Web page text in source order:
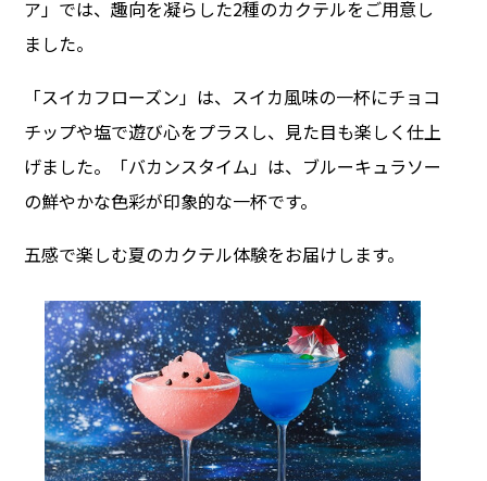
ア」では、趣向を凝らした2種のカクテルをご用意し
ました。
「スイカフローズン」は、スイカ風味の一杯にチョコ
チップや塩で遊び心をプラスし、見た目も楽しく仕上
げました。「バカンスタイム」は、ブルーキュラソー
の鮮やかな色彩が印象的な一杯です。
五感で楽しむ夏のカクテル体験をお届けします。